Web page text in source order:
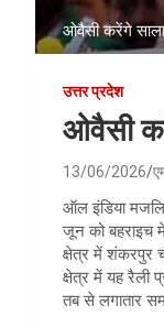
ओवैसी करेंगे
उत्तर प्रदेश
ओवैसी
13/06/2026
ऑल इंडिया
जून को बहराइच
क्षेत्र में शंकरपुर
क्षेत्र में यह रैली
तब से लगातार